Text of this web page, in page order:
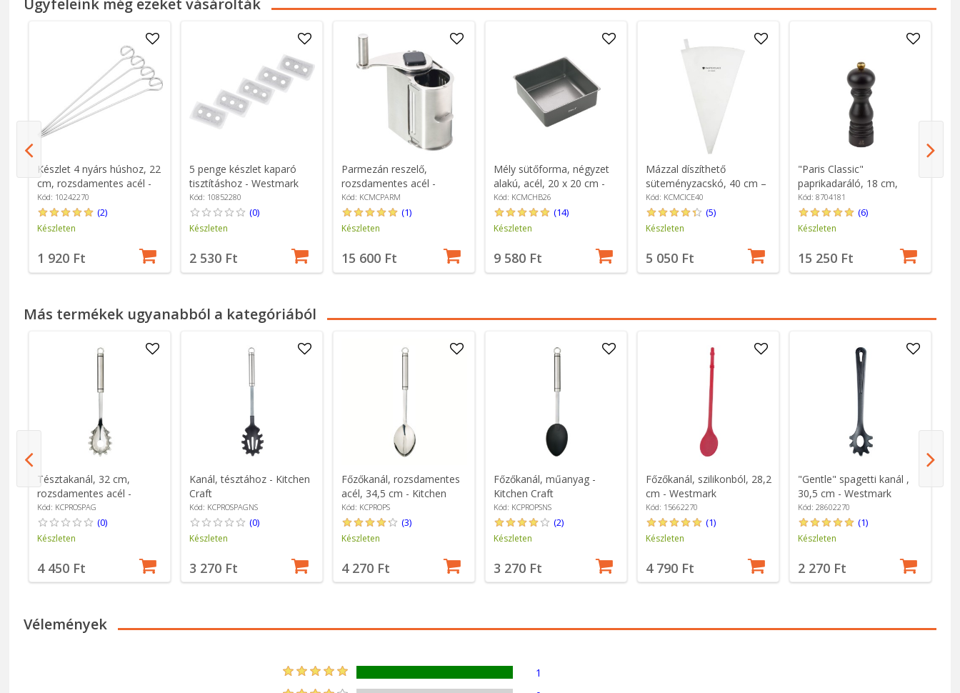
Ügyfeleink még ezeket vásárolták
Készlet 4 nyárs húshoz, 22
cm, rozsdamentes acél -
Westmark
Kód: 10242270
(2)
Készleten
1 920 Ft
5 penge készlet kaparó
tisztításhoz - Westmark
Kód: 10852280
(0)
Készleten
2 530 Ft
Parmezán reszelő,
rozsdamentes acél -
Kitchen Craft
Kód: KCMCPARM
(1)
Készleten
15 600 Ft
Mély sütőforma, négyzet
alakú, acél, 20 x 20 cm -
MasterClass
Kód: KCMCHB26
(14)
Készleten
9 580 Ft
Mázzal díszíthető
süteményzacskó, 40 cm –
MasterClass
Kód: KCMCICE40
(5)
Készleten
5 050 Ft
"Paris Classic"
paprikadaráló, 18 cm,
"Chocolate" - Peugeot
Kód: 8704181
(6)
Készleten
15 250 Ft
Más termékek ugyanabból a kategóriából
Tésztakanál, 32 cm,
rozsdamentes acél -
Kitchen Craft
Kód: KCPROSPAG
(0)
Készleten
4 450 Ft
Kanál, tésztához - Kitchen
Craft
Kód: KCPROSPAGNS
(0)
Készleten
3 270 Ft
Főzőkanál, rozsdamentes
acél, 34,5 cm - Kitchen
Craft
Kód: KCPROPS
(3)
Készleten
4 270 Ft
Főzőkanál, műanyag -
Kitchen Craft
Kód: KCPROPSNS
(2)
Készleten
3 270 Ft
Főzőkanál, szilikonból, 28,2
cm - Westmark
Kód: 15662270
(1)
Készleten
4 790 Ft
"Gentle" spagetti kanál ,
30,5 cm - Westmark
Kód: 28602270
(1)
Készleten
2 270 Ft
Vélemények
1